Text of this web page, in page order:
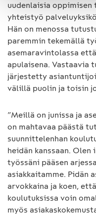
uudenlaisia oppimisen
yhteistyö
Hän on menossa
paremmin tekemällä
asemaravintolassa
apulaisena. Vastaavia
järjestetty
välillä puolin ja toisin
”Meillä on junissa ja
on mahtavaa päästä
suunnittelenhan
heidän kanssaan.
työssäni pääsen
asiakkaitamme. Pidän
arvokkaina ja koen,
koulutuksissa voin
myös